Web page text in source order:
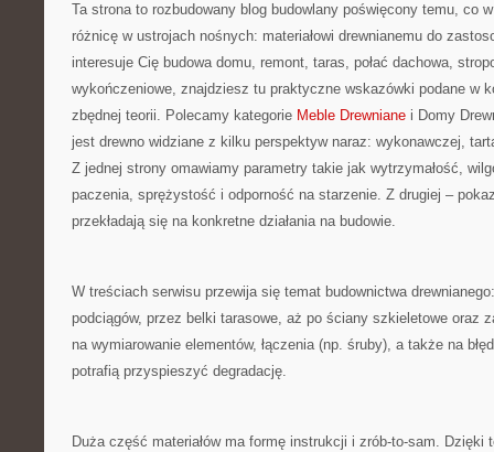
Ta strona to rozbudowany blog budowlany poświęcony temu, co
różnicę w ustrojach nośnych: materiałowi drewnianemu do
interesuje Cię budowa domu, remont, taras, połać dachowa,
wykończeniowe, znajdziesz tu praktyczne wskazówki podane w
zbędnej teorii. Polecamy kategorie Meble Drewniane i Domy
jest drewno widziane z kilku perspektyw naraz: wykonawczej,
Z jednej strony omawiamy parametry takie jak wytrzymałość,
paczenia, sprężystość i odporność na starzenie. Z drugiej –
przekładają się na konkretne działania na budowie.
W treściach serwisu przewija się temat budownictwa
podciągów, przez belki tarasowe, aż po ściany szkieletowe oraz
na wymiarowanie elementów, łączenia (np. śruby), a także na
potrafią przyspieszyć degradację.
Duża część materiałów ma formę instrukcji i zrób-to-sam. Dzięki